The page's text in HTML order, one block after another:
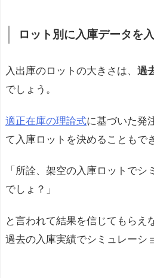
ロット別に入庫データを
入出庫のロットの大きさは、 過
でしょう。
適正在庫の理論式に基づいた発
て入庫ロットを決めることもで
「所詮、架空の入庫ロットで
でしょ？」
と言われて結果を信じてもらえ
過去の入庫実績でシミュレーシ